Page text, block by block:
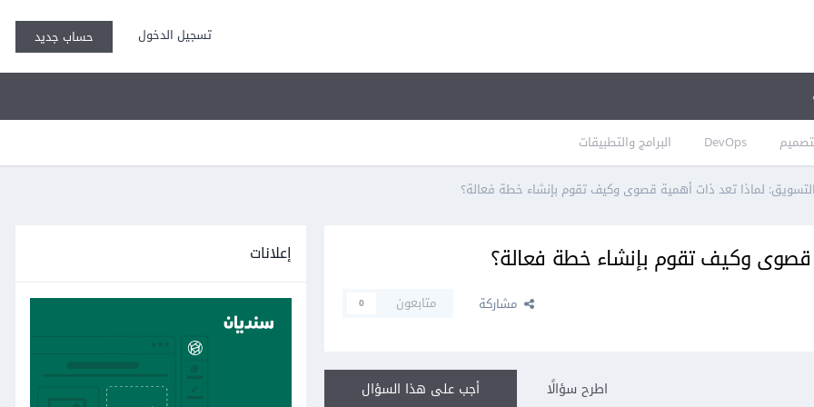
تسجيل الدخول حساب جديد
DevOps البرامج والتطبيقات
لماذا تعد ذات أهمية قصوى وكيف تقوم بإنشاء خطة فعالة؟
وكيف تقوم بإنشاء خطة فعالة؟
مشاركة متابعون 0
أجب على هذا السؤال اطرح سؤالًا
إعلانات